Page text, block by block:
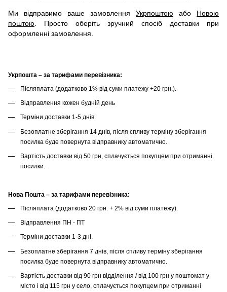
Ми відправимо ваше замовлення Укрпоштою або Новою
поштою . Просто оберіть зручний спосіб доставки при
оформленні замовлення.
Укрпошта – за тарифами перевізника:
Післяплата (додатково 1% від суми платежу +20 грн.).
Відправлення кожен будній день
Терміни доставки 1-5 днів.
Безоплатне зберігання 14 днів, після спливу терміну зберігання
посилка буде повернута відправнику автоматично.
Вартість доставки від 50 грн, сплачується покупцем при отриманні
посилки.
Нова Пошта – за тарифами перевізника:
Післяплата (додатково 20 грн. + 2% від суми платежу).
Відправлення ПН - ПТ
Терміни доставки 1-3 дні.
Безоплатне зберігання 7 днів, після спливу терміну зберігання
посилка буде повернута відправнику автоматично.
Вартість доставки від 90 грн відділення / від 100 грн у поштомат у
місто і від 115 грн у село, сплачується покупцем при отриманні